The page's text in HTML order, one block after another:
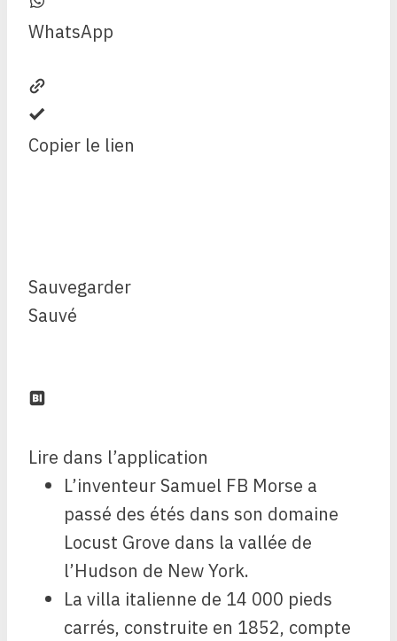
WhatsApp
Copier le lien
Sauvegarder
Sauvé
Lire dans l’application
L’inventeur Samuel FB Morse a
passé des étés dans son domaine
Locust Grove dans la vallée de
l’Hudson de New York.
La villa italienne de 14 000 pieds
carrés, construite en 1852, compte